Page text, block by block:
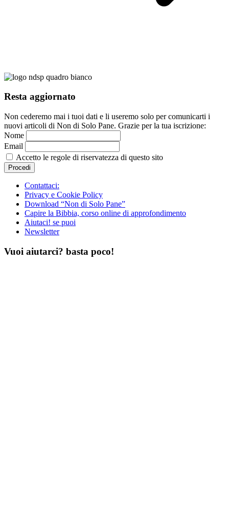
Resta aggiornato
Non cederemo mai i tuoi dati e li useremo solo per comunicarti i
nuovi articoli di Non di Solo Pane. Grazie per la tua iscrizione:
Nome
Email
Accetto le regole di riservatezza di questo sito
Contattaci:
Privacy e Cookie Policy
Download “Non di Solo Pane”
Capire la Bibbia, corso online di approfondimento
Aiutaci! se puoi
Newsletter
Vuoi aiutarci? basta poco!